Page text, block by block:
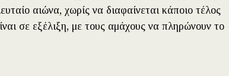
αιώνα, χωρίς να διαφαίνεται κάποιο τέλος
σε εξέλιξη, με τους αμάχους να πληρώνουν το